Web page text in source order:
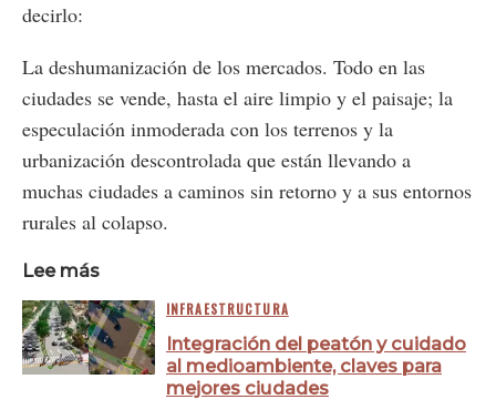
decirlo:
La deshumanización de los mercados. Todo en las
ciudades se vende, hasta el aire limpio y el paisaje; la
especulación inmoderada con los terrenos y la
urbanización descontrolada que están llevando a
muchas ciudades a caminos sin retorno y a sus entornos
rurales al colapso.
Lee más
INFRAESTRUCTURA
Integración del peatón y cuidado
al medioambiente, claves para
mejores ciudades